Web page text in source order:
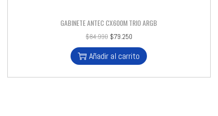
GABINETE ANTEC CX600M TRIO ARGB
$84.990 $79.250
Añadir al carrito